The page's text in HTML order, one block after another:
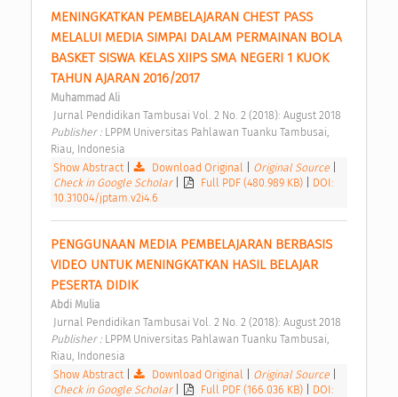
MENINGKATKAN PEMBELAJARAN CHEST PASS
MELALUI MEDIA SIMPAI DALAM PERMAINAN BOLA
BASKET SISWA KELAS XIIPS SMA NEGERI 1 KUOK
TAHUN AJARAN 2016/2017
Muhammad Ali
Jurnal Pendidikan Tambusai Vol. 2 No. 2 (2018): August 2018
Publisher : LPPM Universitas Pahlawan Tuanku Tambusai,
Riau, Indonesia
Show Abstract| Download Original Original Source
Check in Google Scholar
Full PDF (480.989 KB)
DOI:
10.31004/jptam.v2i4.6
PENGGUNAAN MEDIA PEMBELAJARAN BERBASIS
VIDEO UNTUK MENINGKATKAN HASIL BELAJAR
PESERTA DIDIK
Abdi Mulia
Jurnal Pendidikan Tambusai Vol. 2 No. 2 (2018): August 2018
Publisher : LPPM Universitas Pahlawan Tuanku Tambusai,
Riau, Indonesia
Show Abstract| Download Original Original Source
Check in Google Scholar
Full PDF (166.036 KB) DOI: